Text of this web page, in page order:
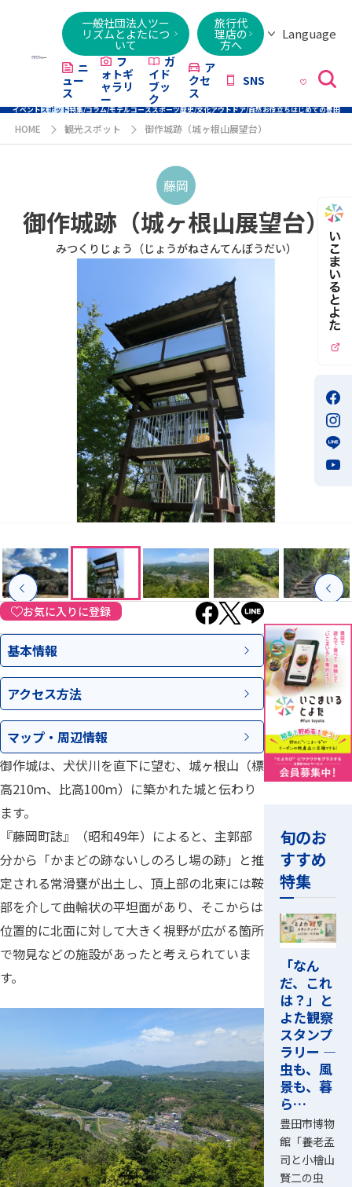
一般社団法人ツー
リズムとよたにつ
いて
旅行代
理店の
方へ
Language
Việt
ニ
ュー
ス
フ
ォトギ
ャラリ
ー
ガ
イド
ブッ
ク
ア
クセ
ス
SNS
イベントスポット特集/コラム/モデルコーススポーツ歴史/文化アウトドア/自然お役立ちはじめての豊田
HOME 観光スポット 御作城跡（城ヶ根山展望台）
藤岡
御作城跡（城ヶ根山展望台）
みつくりじょう（じょうがねさんてんぼうだい）
お気に入りに登録
基本情報
アクセス方法
マップ・ 周辺情報
御作城は、犬伏川を直下に望む、城ヶ根山（標
高210ｍ、比高100ｍ）に築かれた城と伝わり
ます。
『藤岡町誌』（昭和49年）によると、主郭部
分から「かまどの跡ないしのろし場の跡」と推
定される常滑甕が出土し、頂上部の北東には鞍
部を介して曲輪状の平坦面があり、そこからは
位置的に北面に対して大きく視野が広がる箇所
で物見などの施設があったと考えられていま
す。
旬のお
すすめ
特集
「なん
だ、これ
は？」と
よた観察
スタンプ
ラリー ―
虫も、風
景も、暮
ら…
豊田市博物
館「養老孟
司と小檜山
賢二の虫